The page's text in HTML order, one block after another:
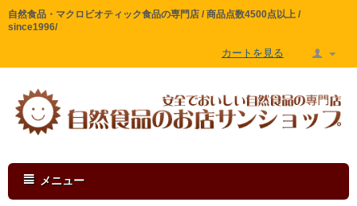
自然食品・マクロビオティック食品の専門店 / 商品点数4500点以上 /
since1996/
カートを見る
メニュー